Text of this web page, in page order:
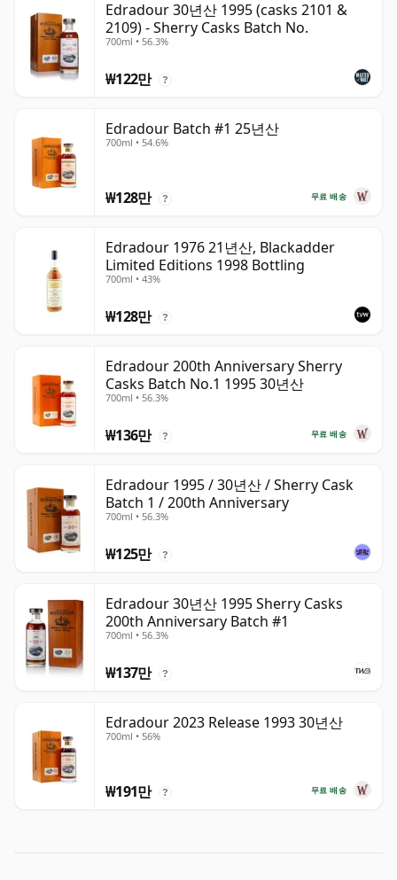
Edradour 30년산 1995 (casks 2101 &
2109) - Sherry Casks Batch No.
700ml • 56.3%
₩122만 ?
Edradour Batch #1 25년산
700ml • 54.6%
무료 배송
₩128만 ?
Edradour 1976 21년산, Blackadder
Limited Editions 1998 Bottling
700ml • 43%
₩128만 ?
Edradour 200th Anniversary Sherry
Casks Batch No.1 1995 30년산
700ml • 56.3%
무료 배송
₩136만 ?
Edradour 1995 / 30년산 / Sherry Cask
Batch 1 / 200th Anniversary
700ml • 56.3%
₩125만 ?
Edradour 30년산 1995 Sherry Casks
200th Anniversary Batch #1
700ml • 56.3%
₩137만 ?
Edradour 2023 Release 1993 30년산
700ml • 56%
무료 배송
₩191만 ?